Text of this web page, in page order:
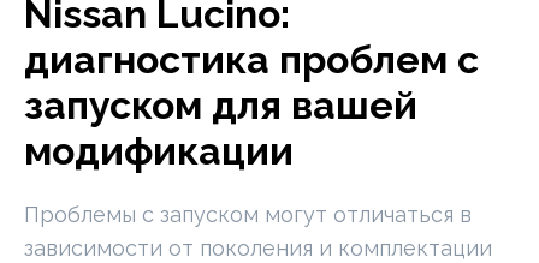
Nissan Lucino:
диагностика проблем с
запуском для вашей
модификации
Проблемы с запуском могут отличаться в
зависимости от поколения и комплектации